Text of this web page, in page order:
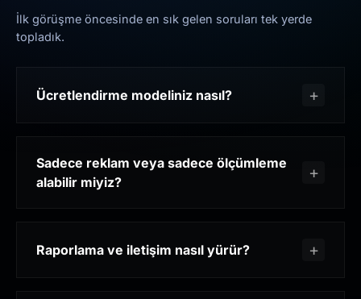
İlk görüşme öncesinde en sık gelen soruları tek yerde
topladık.
Ücretlendirme modeliniz nasıl?
Sadece reklam veya sadece ölçümleme
alabilir miyiz?
Raporlama ve iletişim nasıl yürür?